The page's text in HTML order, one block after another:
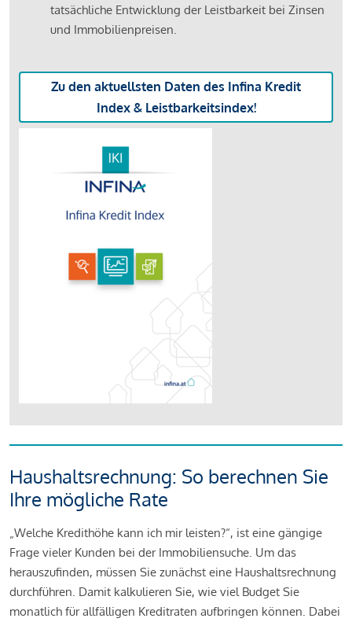
tatsächliche Entwicklung der Leistbarkeit bei Zinsen
und Immobilienpreisen.
Zu den aktuellsten Daten des Infina Kredit
Index & Leistbarkeitsindex!
Haushaltsrechnung: So berechnen Sie
Ihre mögliche Rate
„Welche Kredithöhe kann ich mir leisten?“, ist eine gängige
Frage vieler Kunden bei der Immobiliensuche. Um das
herauszufinden, müssen Sie zunächst eine Haushaltsrechnung
durchführen. Damit kalkulieren Sie, wie viel Budget Sie
monatlich für allfälligen Kreditraten aufbringen können. Dabei